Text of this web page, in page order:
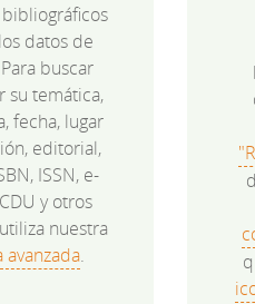
datos de
buscar
su temática,
fecha, lugar
editorial,
ISSN, e-
y otros
nuestra
.